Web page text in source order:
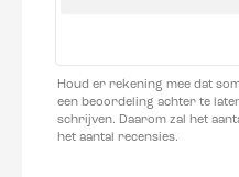
Houd er rekening mee dat
een beoordeling achter te
schrijven. Daarom zal het
het aantal recensies.